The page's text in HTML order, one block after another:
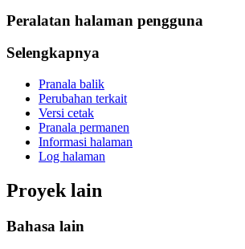
Peralatan halaman pengguna
Selengkapnya
Pranala balik
Perubahan terkait
Versi cetak
Pranala permanen
Informasi halaman
Log halaman
Proyek lain
Bahasa lain